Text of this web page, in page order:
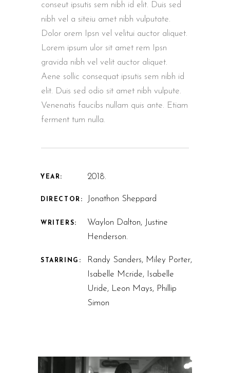
conseut ipsutis sem nibh id elit. Duis sed
nibh vel a siteiu amet nibh vulputate.
Dolor orem Ipsn vel velitui auctor aliquet.
Lorem ipsum ulor sit amet rem Ipsn
gravida nibh vel velit auctor aliquet.
Aene sollic consequat ipsutis sem nibh id
elit. Duis sed odio sit amet nibh vulpute.
Venenatis faucibs nullam quis ante. Etiam
ferment tum nulla.
YEAR: 2018.
DIRECTOR: Jonathon Sheppard
WRITERS:
Waylon Dalton, Justine
Henderson.
STARRING:
Randy Sanders, Miley Porter,
Isabelle Mcride, Isabelle
Uride, Leon Mays, Phillip
Simon